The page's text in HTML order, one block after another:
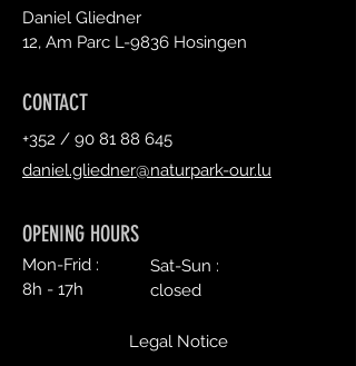
Daniel Gliedner
12, Am Parc L-9836 Hosingen
CONTACT
+352 / 90 81 88 645
daniel.gliedner@naturpark-our.lu
OPENING HOURS
Mon-Frid :
8h - 17h
Sat-Sun :
closed
Legal Notice